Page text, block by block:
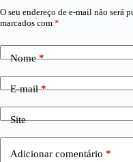
O seu endereço de e-mail não será
marcados com *
Nome*
E-mail*
Site
Adicionar comentário *